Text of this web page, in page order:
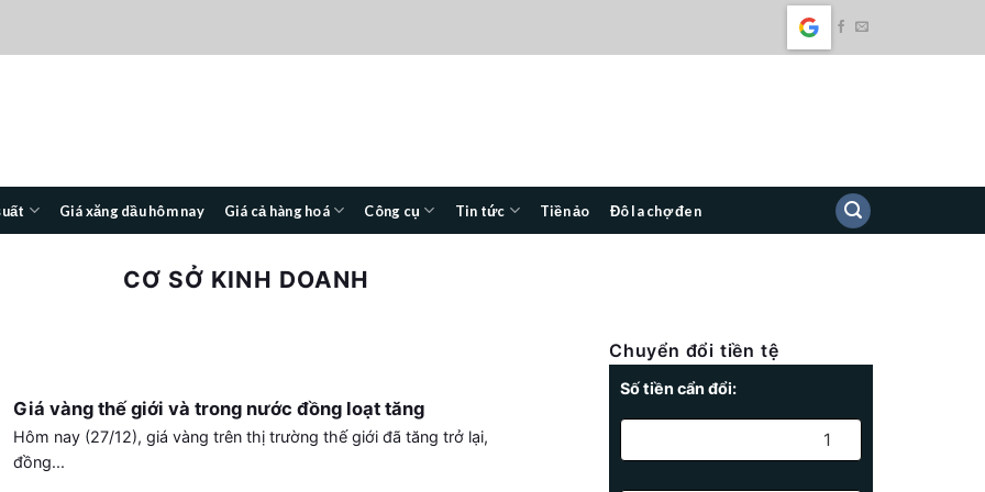
Giá xăng dầu hôm nay Giá cả hàng hoá Công cụ Tin tức Tiền ảo Đô la chợ đen
CƠ SỞ KINH DOANH
Giá vàng thế giới và trong nước đồng loạt tăng
Hôm nay (27/12), giá vàng trên thị trường thế giới đã tăng trở lại,
đồng...
Chuyển đổi tiền tệ
Số tiền cẩn đổi: